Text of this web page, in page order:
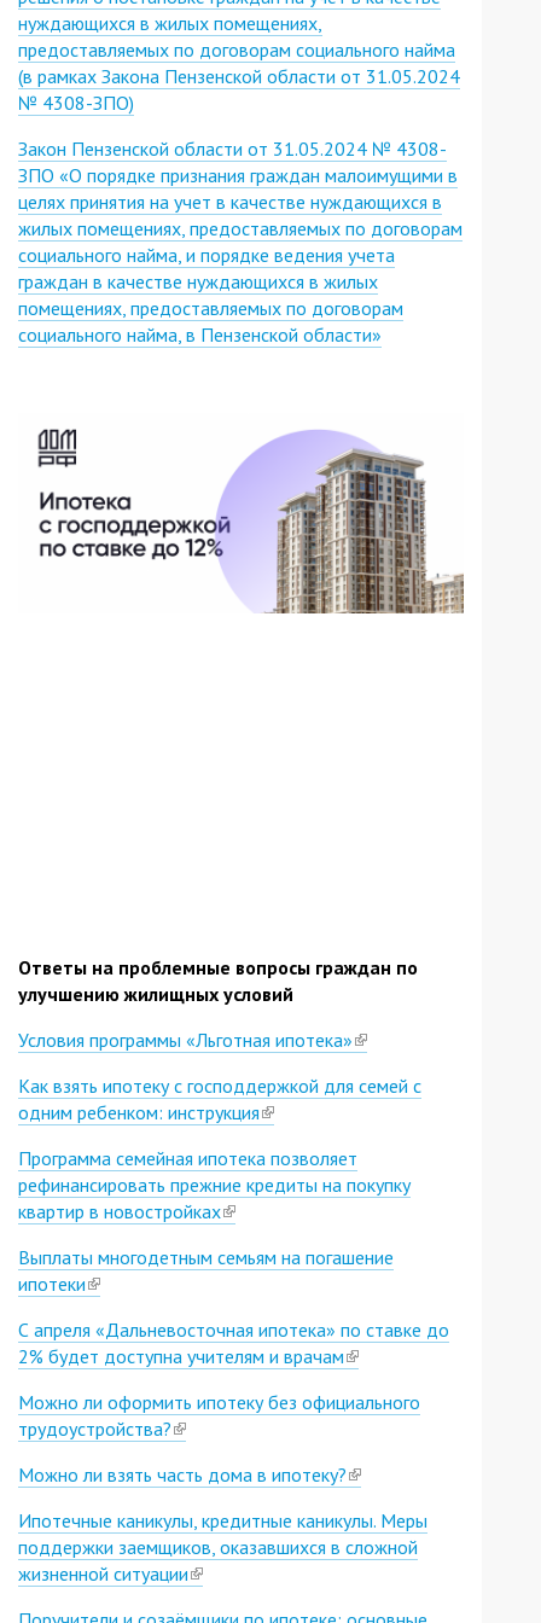
нуждающихся в жилых помещениях,
предоставляемых по договорам социального найма
(в рамках Закона Пензенской области от 31.05.2024
№ 4308-ЗПО)
Закон Пензенской области от 31.05.2024 № 4308-
ЗПО «О порядке признания граждан малоимущими в
целях принятия на учет в качестве нуждающихся в
жилых помещениях, предоставляемых по договорам
социального найма, и порядке ведения учета
граждан в качестве нуждающихся в жилых
помещениях, предоставляемых по договорам
социального найма, в Пензенской области»
Ответы на проблемные вопросы граждан по
улучшению жилищных условий
Условия программы «Льготная ипотека»(link
external)
Как взять ипотеку с господдержкой для семей с
одним ребенком: инструкция(link
external)
Программа семейная ипотека позволяет
рефинансировать прежние кредиты на покупку
квартир в новостройках(link
external)
Выплаты многодетным семьям на погашение
ипотеки(link
external)
С апреля «Дальневосточная ипотека» по ставке до
2% будет доступна учителям и врачам(link
external)
Можно ли оформить ипотеку без официального
трудоустройства?(link
external)
Можно ли взять часть дома в ипотеку?(link
external)
Ипотечные каникулы, кредитные каникулы. Меры
поддержки заемщиков, оказавшихся в сложной
жизненной ситуации(link